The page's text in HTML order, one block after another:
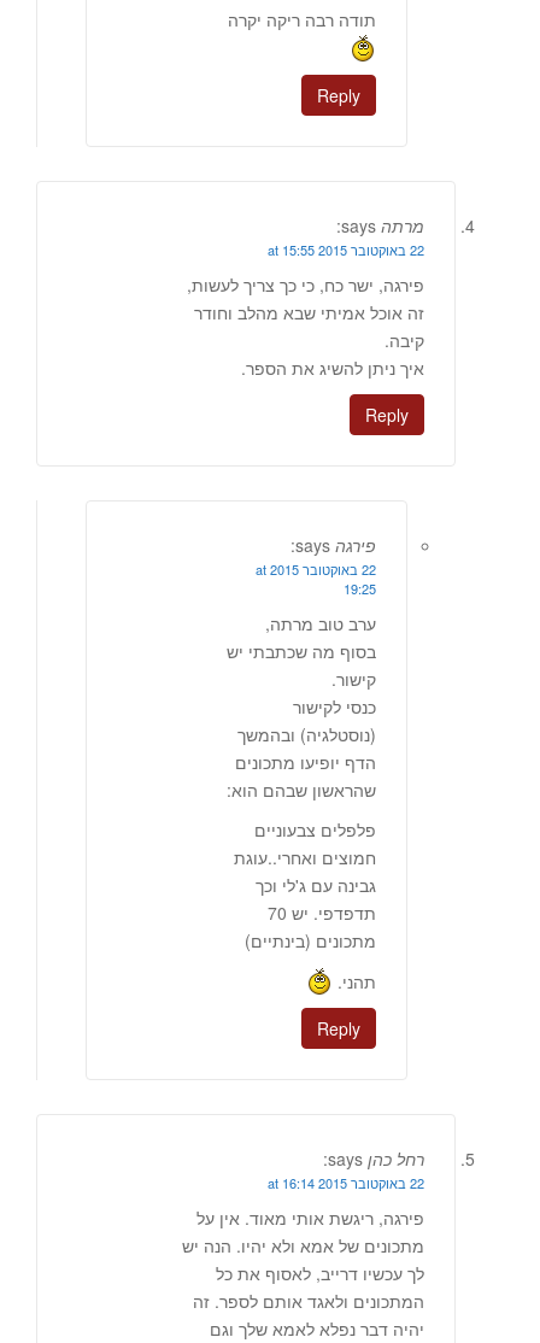
תודה רבה ריקה יקרה
Reply
מרתה says:
22 באוקטובר 2015 at 15:55
פירגה, ישר כח, כי כך צריך לעשות,
זה אוכל אמיתי שבא מהלב וחודר
קיבה.
איך ניתן להשיג את הספר.
Reply
פירגה says:
22 באוקטובר 2015 at
19:25
ערב טוב מרתה,
בסוף מה שכתבתי יש
קישור.
כנסי לקישור
(נוסטלגיה) ובהמשך
הדף יופיעו מתכונים
שהראשון שבהם הוא:
פלפלים צבעוניים
חמוצים ואחרי..עוגת
גבינה עם ג'לי וכך
תדפדפי. יש 70
מתכונים (בינתיים)
תהני.
Reply
רחל כהן says:
22 באוקטובר 2015 at 16:14
פירגה, ריגשת אותי מאוד. אין על
מתכונים של אמא ולא יהיו. הנה יש
לך עכשיו דרייב, לאסוף את כל
המתכונים ולאגד אותם לספר. זה
יהיה דבר נפלא לאמא שלך וגם